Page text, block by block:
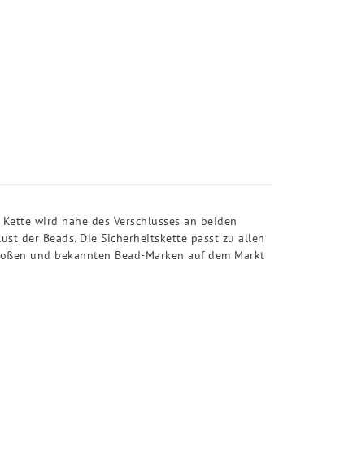
wird nahe des Verschlusses an beiden
der Beads. Die Sicherheitskette passt zu allen
und bekannten Bead-Marken auf dem Markt